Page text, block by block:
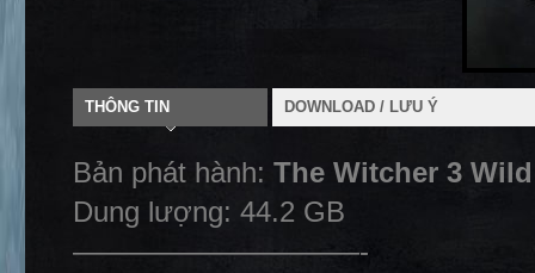
THÔNG TIN DOWNLOAD / LƯU Ý
Bản phát hành: The Witcher 3
Dung lượng: 44.2 GB
——————————-